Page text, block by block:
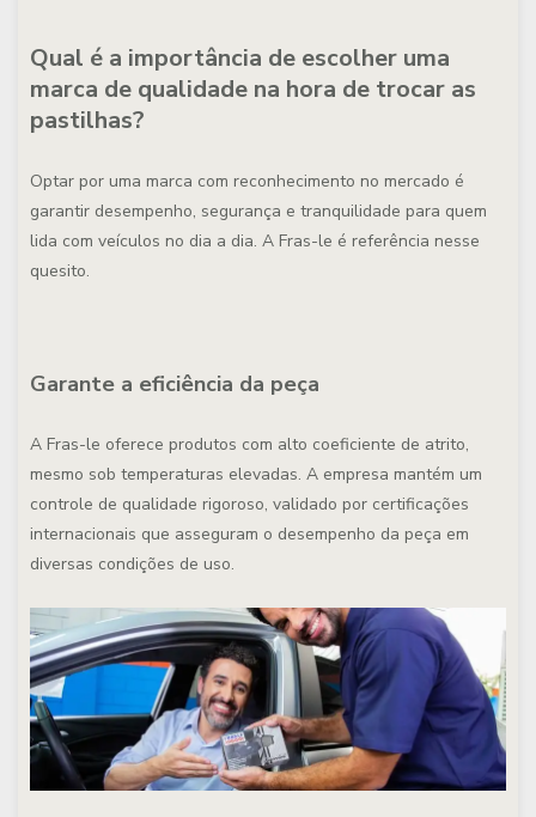
Qual é a importância de escolher uma
marca de qualidade na hora de trocar as
pastilhas?
Optar por uma marca com reconhecimento no mercado é
garantir desempenho, segurança e tranquilidade para quem
lida com veículos no dia a dia. A Fras-le é referência nesse
quesito.
Garante a eficiência da peça
A Fras-le oferece produtos com alto coeficiente de atrito,
mesmo sob temperaturas elevadas. A empresa mantém um
controle de qualidade rigoroso, validado por certificações
internacionais que asseguram o desempenho da peça em
diversas condições de uso.